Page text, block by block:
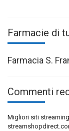
Farmacie di
Farmacia S.
Commenti
Migliori siti